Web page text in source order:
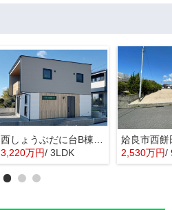
西しょうぶだに台B棟 KIBACO 01
3,220万円/ 3LDK
姶良市西
2,530万円/